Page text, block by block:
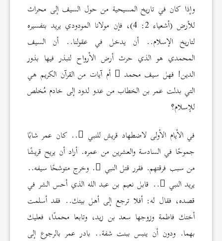
وإذا كان في تاريخ المسيحية من حول السيف إلى محراث
للأرض (أشعياء 2: 4)، فإن مولانا المودودي يريد بتفسيره
لتاريخ الإسلام.. أن يدخل في عقولنا.. أن السيف
المحمدي هو الذي حرث أرض الأرواح لتبذر فيها بذور
الدين! فهل سيف محمد
أم آيات من القرآن الكريم هي
التي بدلت عمر بن الخطاب من عدو لدود إلى خادم مُخلص
للإسلام؟
في الأيام الأولى لاضطهاد قريش للنبي
.. كان عمر شابًا
جموحًا في السادسة والعشرين من عمره. أراد أن يريح قريشًا
من سبب فرقتهم. فقرر قتل النبي . وخرج متوشحًا سيفه..
يريد النبي .. قابل نعيم بن عبد الله الذي أحس الشر في
قصده، فقال له: أفلا ترجع إلى أهل بيتك.. فقد أسلمت
أختك فاطمة وزوجها سعد بن زيد، وتابعا محمدًا، فعليك
بهما. ودون أن ينبس ببنت شفة.. بادر عمر بالرجوع إلى